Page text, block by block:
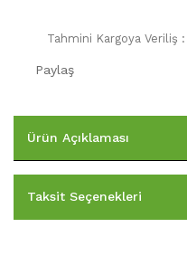
Tahmini Kargoya Veriliş :
Paylaş
Ürün Açıklaması
Taksit Seçenekleri